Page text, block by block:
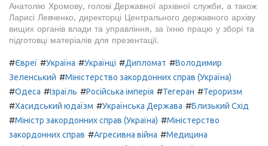
Анатолію Хромову, голові Державної архівної служби, а також
Ларисі Левченко, директорці Центрального державного архіву
вищих органів влади та управління, за їхню працю у зборі та
підготовці матеріалів для презентації.
#Євреї #Україна #Українці #Дипломат #Володимир
Зеленський #Міністерство закордонних справ (Україна)
#Одеса #Ізраїль #Російська імперія #Тегеран #Тероризм
#Хасидський юдаїзм #Українська Держава #Близький Схід
#Міністр закордонних справ (Україна) #Міністерство
закордонних справ #Агресивна війна #Медицина